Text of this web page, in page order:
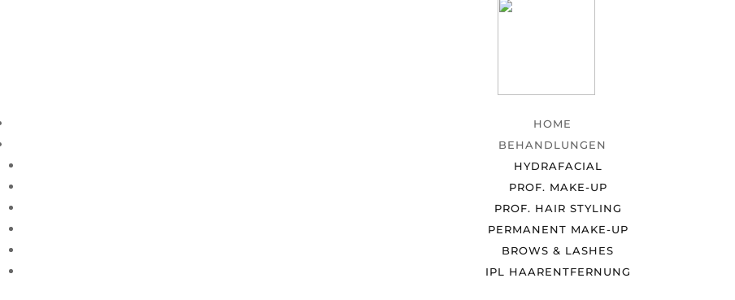
HOME
BEHANDLUNGEN
HYDRAFACIAL
PROF. MAKE-UP
PROF. HAIR STYLING
PERMANENT MAKE-UP
BROWS & LASHES
IPL HAARENTFERNUNG